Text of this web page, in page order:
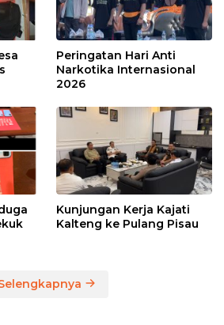
Peringatan Hari Anti
Narkotika Internasional
2026
Kunjungan Kerja Kajati
Kalteng ke Pulang Pisau